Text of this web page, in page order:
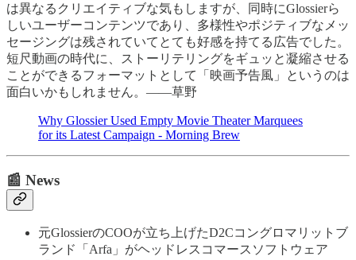
は異なるクリエイティブな気もしますが、同時にGlossierら
しいユーザーコンテンツであり、多様性やポジティブなメッ
セージングは残されていてとても好感を持てる広告でした。
短尺動画の時代に、ストーリテリングをギュッと凝縮させる
ことができるフォーマットとして「映画予告風」というのは
面白いかもしれません。——草野
Why Glossier Used Empty Movie Theater Marquees
for its Latest Campaign - Morning Brew
📰 News
元GlossierのCOOが立ち上げたD2Cコングロマリットブ
ランド「Arfa」がヘッドレスコマースソフトウェア